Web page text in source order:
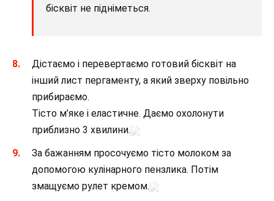
бісквіт не підніметься.
Дістаємо і перевертаємо готовий бісквіт на
інший лист пергаменту, а який зверху повільно
прибираємо.
Тісто м’яке і еластичне. Даємо охолонути
приблизно 3 хвилини.
За бажанням просочуємо тісто молоком за
допомогою кулінарного пензлика. Потім
змащуємо рулет кремом.